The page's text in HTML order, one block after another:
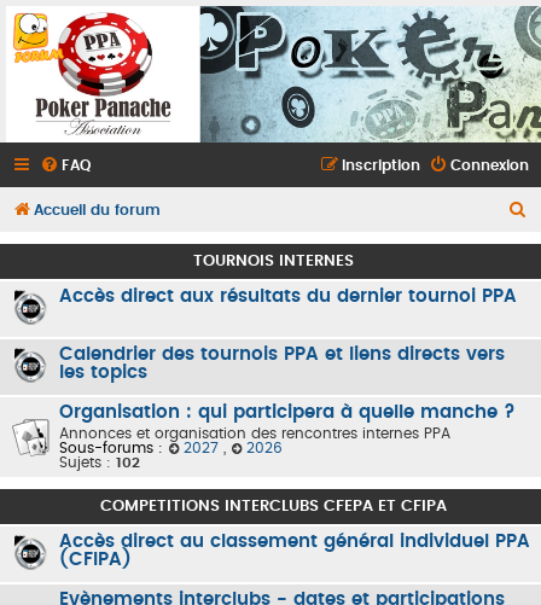
FAQ Connexion
Inscription
Accueil du forum
e
c
r
TOURNOIS INTERNES
Accès direct aux résultats du dernier tournoi PPA
Calendrier des tournois PPA et liens directs vers
les topics
Organisation : qui participera à quelle manche ?
Annonces et organisation des rencontres internes PPA
Sous-forums :
2027 ,
2026
Sujets : 102
COMPETITIONS INTERCLUBS CFEPA ET CFIPA
Accès direct au classement général individuel PPA
(CFIPA)
Evènements interclubs - dates et participations